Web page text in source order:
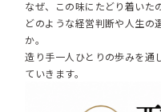
なぜ、この味にたどり着いた
どのような経営判断や人生の
か。
造り手一人ひとりの歩みを通
ていきます。